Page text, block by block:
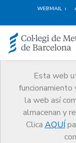
WEBMAIL
Esta web
la web así
almacenan y
Clica AQUÍ
Premios
El CoMB